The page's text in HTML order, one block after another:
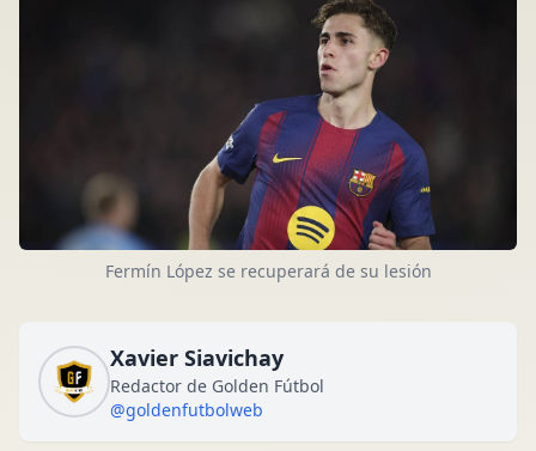
Fermín López se recuperará de su lesión
Xavier Siavichay
Redactor de Golden Fútbol
@goldenfutbolweb